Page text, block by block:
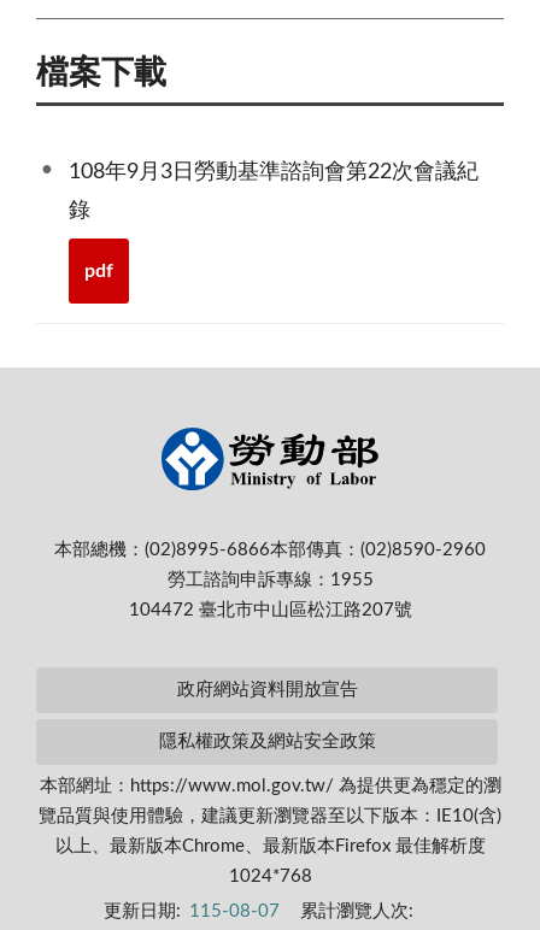
檔案下載
108年9月3日勞動基準諮詢會第22次會議紀
錄
pdf
本部總機：(02)8995-6866本部傳真：(02)8590-2960
勞工諮詢申訴專線：1955
104472 臺北市中山區松江路207號
政府網站資料開放宣告
隱私權政策及網站安全政策
本部網址：https://www.mol.gov.tw/ 為提供更為穩定的瀏
覽品質與使用體驗，建議更新瀏覽器至以下版本：IE10(含)
以上、最新版本Chrome、最新版本Firefox 最佳解析度
1024*768
更新日期: 115-08-07 累計瀏覽人次: